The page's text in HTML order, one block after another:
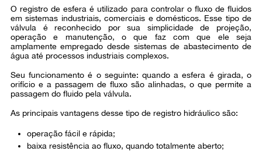
O registro de esfera é utilizado para controlar o fluxo de fluidos
em sistemas industriais, comerciais e domésticos. Esse tipo de
válvula é reconhecido por sua simplicidade de projeção,
operação e manutenção, o que faz com que ele seja
amplamente empregado desde sistemas de abastecimento de
água até processos industriais complexos.
Seu funcionamento é o seguinte: quando a esfera é girada, o
orifício e a passagem de fluxo são alinhadas, o que permite a
passagem do fluido pela válvula.
As principais vantagens desse tipo de registro hidráulico são:
operação fácil e rápida;
baixa resistência ao fluxo, quando totalmente aberto;